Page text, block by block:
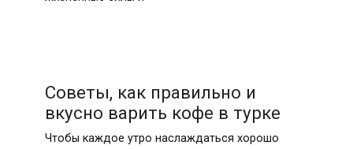
Советы, как правильно и
вкусно варить кофе в турке
Чтобы каждое утро наслаждаться хорошо